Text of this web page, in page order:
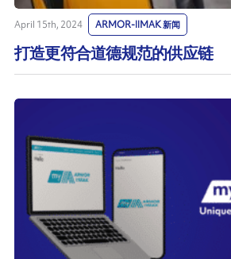
April 15th, 2024 ARMOR-IIMAK 新闻
打造更符合道德规范的供应链